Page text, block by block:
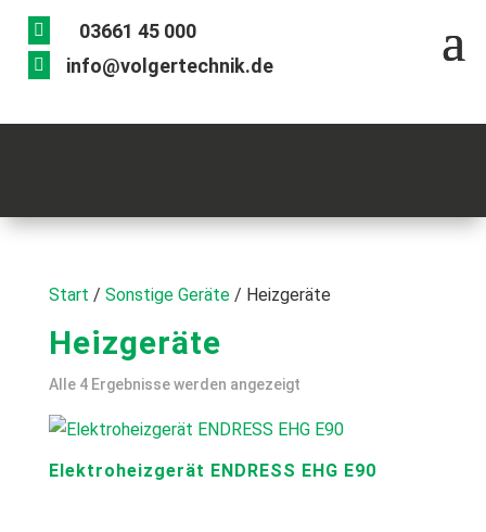
 03661 45 000
 info@volgertechnik.de
Start / Sonstige Geräte/ Heizgeräte
Heizgeräte
Alle 4 Ergebnisse werden angezeigt
Elektroheizgerät ENDRESS EHG E90